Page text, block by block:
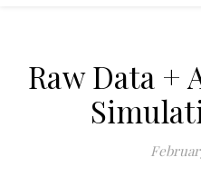
Raw Data +